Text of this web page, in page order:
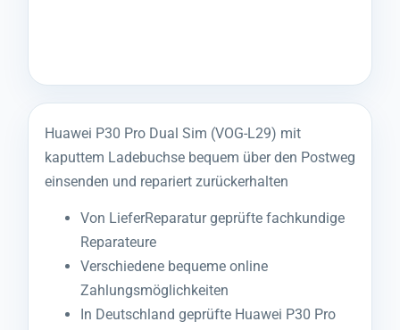
Huawei P30 Pro Dual Sim (VOG-L29) mit
kaputtem Ladebuchse bequem über den Postweg
einsenden und repariert zurückerhalten
Von LieferReparatur geprüfte fachkundige
Reparateure
Verschiedene bequeme online
Zahlungsmöglichkeiten
In Deutschland geprüfte Huawei P30 Pro